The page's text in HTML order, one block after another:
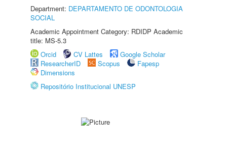
Department: DEPARTAMENTO DE ODONTOLOGIA
SOCIAL
Academic Appointment Category: RDIDP Academic
title: MS-5.3
Orcid
CV Lattes
Google Scholar
ResearcherID
Scopus
Fapesp
Dimensions
Repositório Institucional UNESP